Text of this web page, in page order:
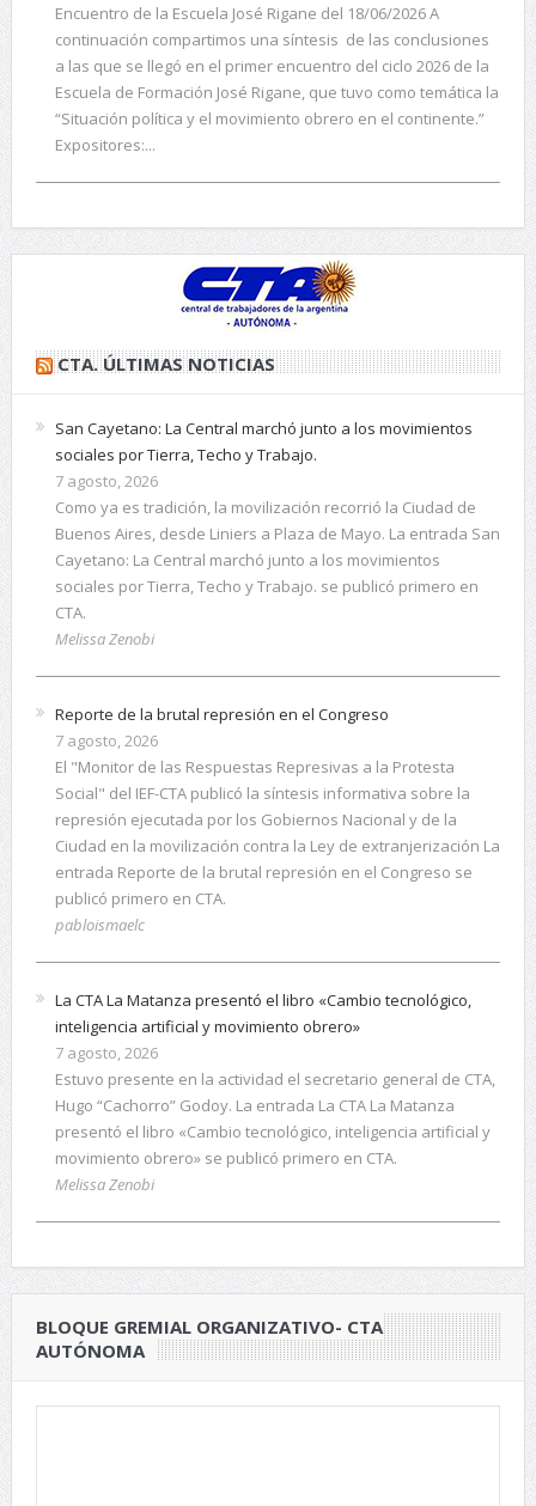
Encuentro de la Escuela José Rigane del 18/06/2026 A
continuación compartimos una síntesis de las conclusiones
a las que se llegó en el primer encuentro del ciclo 2026 de la
Escuela de Formación José Rigane, que tuvo como temática la
“Situación política y el movimiento obrero en el continente.”
Expositores:...
CTA. ÚLTIMAS NOTICIAS
San Cayetano: La Central marchó junto a los movimientos
sociales por Tierra, Techo y Trabajo.
7 agosto, 2026
Como ya es tradición, la movilización recorrió la Ciudad de
Buenos Aires, desde Liniers a Plaza de Mayo. La entrada San
Cayetano: La Central marchó junto a los movimientos
sociales por Tierra, Techo y Trabajo. se publicó primero en
CTA.
Melissa Zenobi
Reporte de la brutal represión en el Congreso
7 agosto, 2026
El "Monitor de las Respuestas Represivas a la Protesta
Social" del IEF-CTA publicó la síntesis informativa sobre la
represión ejecutada por los Gobiernos Nacional y de la
Ciudad en la movilización contra la Ley de extranjerización La
entrada Reporte de la brutal represión en el Congreso se
publicó primero en CTA.
pabloismaelc
La CTA La Matanza presentó el libro «Cambio tecnológico,
inteligencia artificial y movimiento obrero»
7 agosto, 2026
Estuvo presente en la actividad el secretario general de CTA,
Hugo “Cachorro” Godoy. La entrada La CTA La Matanza
presentó el libro «Cambio tecnológico, inteligencia artificial y
movimiento obrero» se publicó primero en CTA.
Melissa Zenobi
BLOQUE GREMIAL ORGANIZATIVO- CTA
AUTÓNOMA